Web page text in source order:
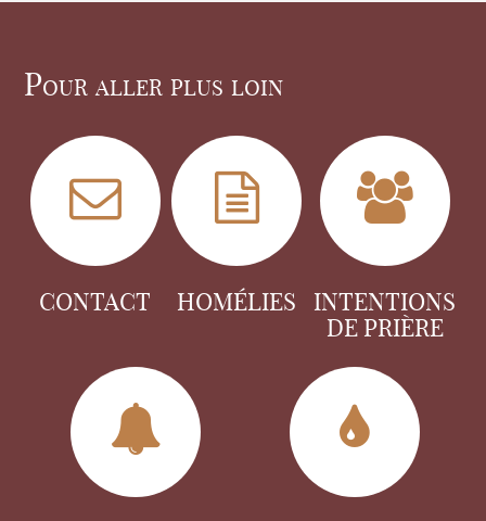
Pour aller plus loin
CONTACT HOMÉLIES
INTENTIONS
DE PRIÈRE